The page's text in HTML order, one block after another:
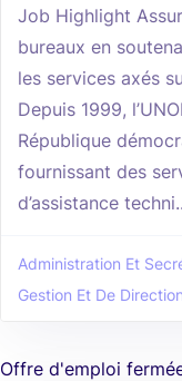
Job Highlight
bureaux en
les services axés
Depuis 1999,
République
fournissant des
d’assistance
Administration Et
Gestion Et De Direction
Offre d'emploi